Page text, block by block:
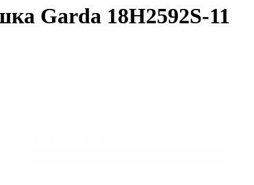
Garda 18H2592S-11